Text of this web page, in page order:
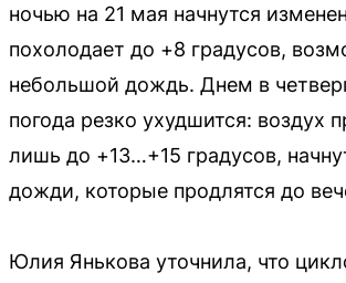
ночью на 21 мая начнутся
похолодает до +8 градусов,
небольшой дождь. Днем в
погода резко ухудшится: воздух
лишь до +13…+15 градусов,
дожди, которые продлятся до
Юлия Янькова уточнила, что